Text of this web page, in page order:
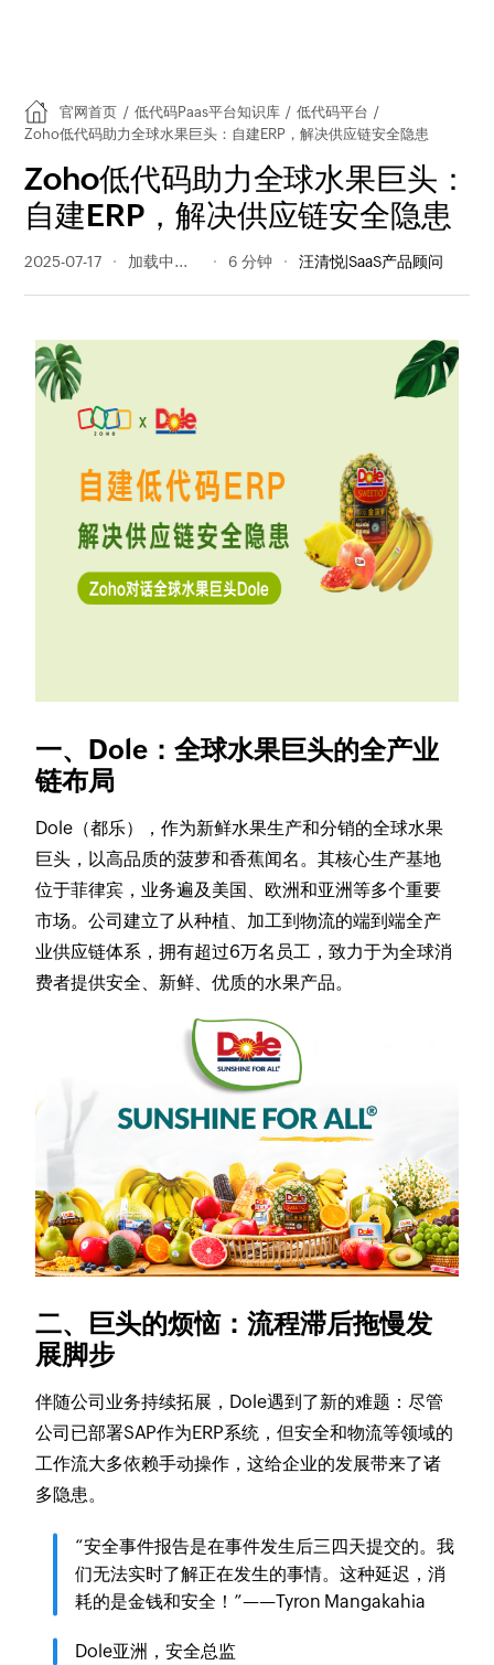
官网首页 / 低代码Paas平台知识库 / 低代码平台 /
Zoho低代码助力全球水果巨头：自建ERP，解决供应链安全隐患
Zoho低代码助力全球水果巨头：
自建ERP，解决供应链安全隐患
2025-07-17 241 阅读量 6 分钟 汪清悦|SaaS产品顾问
一、Dole：全球水果巨头的全产业
链布局
Dole（都乐），作为新鲜水果生产和分销的全球水果
巨头，以高品质的菠萝和香蕉闻名。其核心生产基地
位于菲律宾，业务遍及美国、欧洲和亚洲等多个重要
市场。公司建立了从种植、加工到物流的端到端全产
业供应链体系，拥有超过6万名员工，致力于为全球消
费者提供安全、新鲜、优质的水果产品。
二、巨头的烦恼：流程滞后拖慢发
展脚步​
伴随公司业务持续拓展，Dole遇到了新的难题：尽管
公司已部署SAP作为ERP系统，但安全和物流等领域的
工作流大多依赖手动操作，这给企业的发展带来了诸
多隐患。
“安全事件报告是在事件发生后三四天提交的。我
们无法实时了解正在发生的事情。这种延迟，消
耗的是金钱和安全！”——Tyron Mangakahia
Dole亚洲，安全总监